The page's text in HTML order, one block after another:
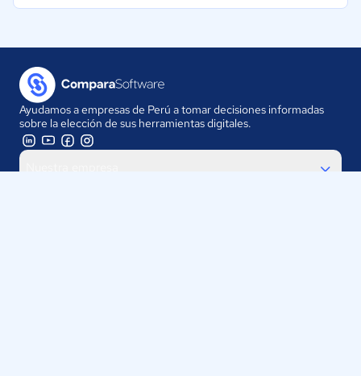
Ayudamos a empresas de Perú a tomar decisiones informadas
sobre la elección de sus herramientas digitales.